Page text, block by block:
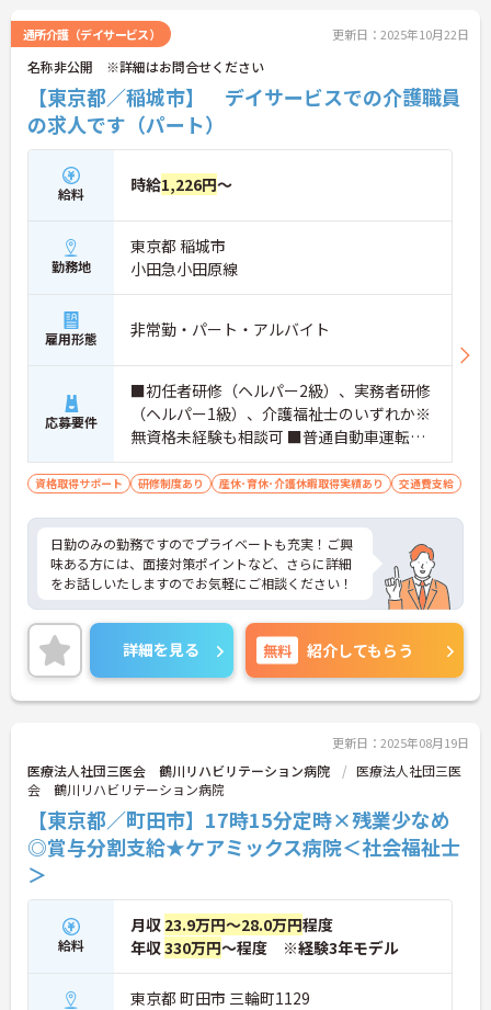
通所介護（デイサービス） 更新日：2025年10月22日
名称非公開 ※詳細はお問合せください
【東京都／稲城市】 デイサービスでの介護職員
の求人です（パート）
給料 時給1,226円～
勤務地
東京都 稲城市
小田急小田原線
雇用形態 非常勤・パート・アルバイト
応募要件
■初任者研修（ヘルパー2級）、実務者研修
（ヘルパー1級）、介護福祉士のいずれか※
無資格未経験も相談可 ■普通自動車運転免
許（AT限定可）※必須
資格取得サポート 研修制度あり 産休･育休･介護休暇取得実績あり 交通費支給
日勤のみの勤務ですのでプライベートも充実！ご興
味ある方には、面接対策ポイントなど、さらに詳細
をお話しいたしますのでお気軽にご相談ください！
詳細を見る 無料 紹介してもらう
更新日：2025年08月19日
医療法人社団三医会 鶴川リハビリテーション病院
医療法人社団三医
会 鶴川リハビリテーション病院
【東京都／町田市】17時15分定時×残業少なめ
◎賞与分割支給★ケアミックス病院＜社会福祉士
＞
給料
月収 23.9万円～28.0万円程度
年収330万円～程度 ※経験3年モデル
東京都 町田市 三輪町1129